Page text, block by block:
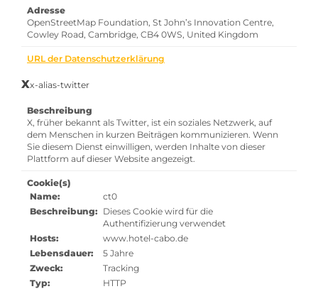
Adresse
OpenStreetMap Foundation, St John’s Innovation Centre,
Cowley Road, Cambridge, CB4 0WS, United Kingdom
URL der Datenschutzerklärung
Xx-alias-twitter
Beschreibung
X, früher bekannt als Twitter, ist ein soziales Netzwerk, auf
dem Menschen in kurzen Beiträgen kommunizieren. Wenn
Sie diesem Dienst einwilligen, werden Inhalte von dieser
Plattform auf dieser Website angezeigt.
Cookie(s)
Name:
ct0
Beschreibung: Dieses Cookie wird für die
Authentifizierung verwendet
Hosts:
www.hotel-cabo.de
Lebensdauer:
5 Jahre
Zweck:
Tracking
Typ:
HTTP